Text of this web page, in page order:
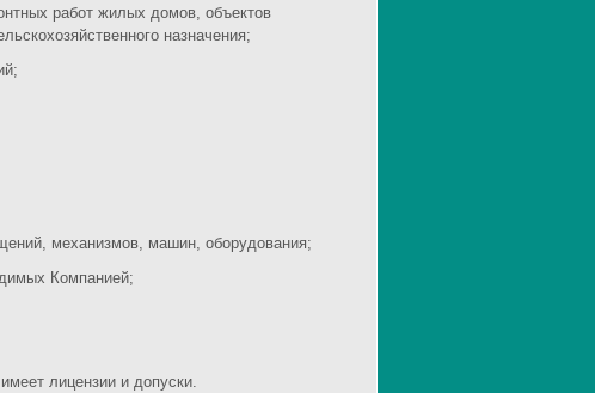
работ жилых домов, объектов
назначения;
механизмов, машин, оборудования;
Компанией;
лицензии и допуски.